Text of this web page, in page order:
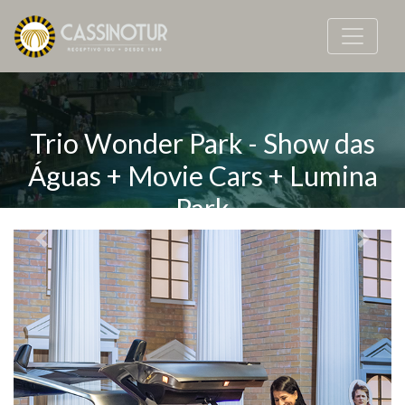
Trio Wonder Park - Show das
Águas + Movie Cars + Lumina
Park
Previous Next